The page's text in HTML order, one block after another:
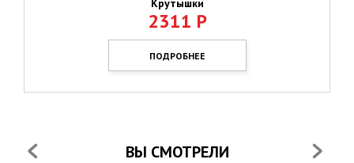
Крутышки
2311 Р
ПОДРОБНЕЕ
ВЫ СМОТРЕЛИ